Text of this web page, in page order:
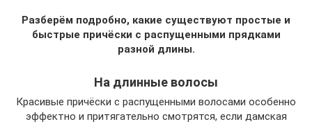
Разберём подробно, какие существуют простые и
быстрые причёски с распущенными прядками
разной длины.
На длинные волосы
Красивые причёски с распущенными волосами особенно
эффектно и притягательно смотрятся, если дамская